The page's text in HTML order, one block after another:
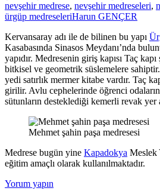
nevşehir medrese, nevşehir medreseleri,
ürgüp medreseleriHarun GENÇER
Kervansaray adı ile de bilinen bu yapı
Kasabasında Sinasos Meydanı’nda
yapıdır. Medresenin giriş kapısı Taç
bitkisel ve geometrik süslemelere
yedi satırlık mermer kitabe vardır. Taç
girilir. Avlu cephelerinde öğrenci
sütunların desteklediği kemerli revak yer
Mehmet şahin paşa medresesi
Medrese bugün yine Kapadokya Meslek
eğitim amaçlı olarak kullanılmaktadır.
Yorum yapın